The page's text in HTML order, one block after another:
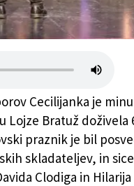
Cecilijanka je
Lojze Bratuž doživela
praznik je bil
skladateljev, in
Clodiga in